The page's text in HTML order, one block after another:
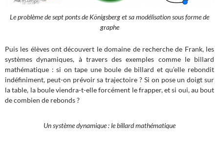
Le problème de sept ponts de Königsberg et sa modélisation sous forme de
graphe
Puis les élèves ont découvert le domaine de recherche de Frank, les
systèmes dynamiques, à travers des exemples comme le billard
mathématique : si on tape une boule de billard et qu’elle rebondit
indéfiniment, peut-on prévoir sa trajectoire ? Si on pose un doigt sur
la table, la boule viendra-t-elle forcément le frapper, et si oui, au bout
de combien de rebonds ?
Un système dynamique : le billard mathématique